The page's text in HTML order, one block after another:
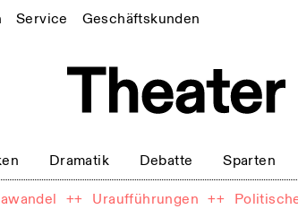
Service Geschäftskunden
Dramatik Debatte Sparten
++ Uraufführungen ++